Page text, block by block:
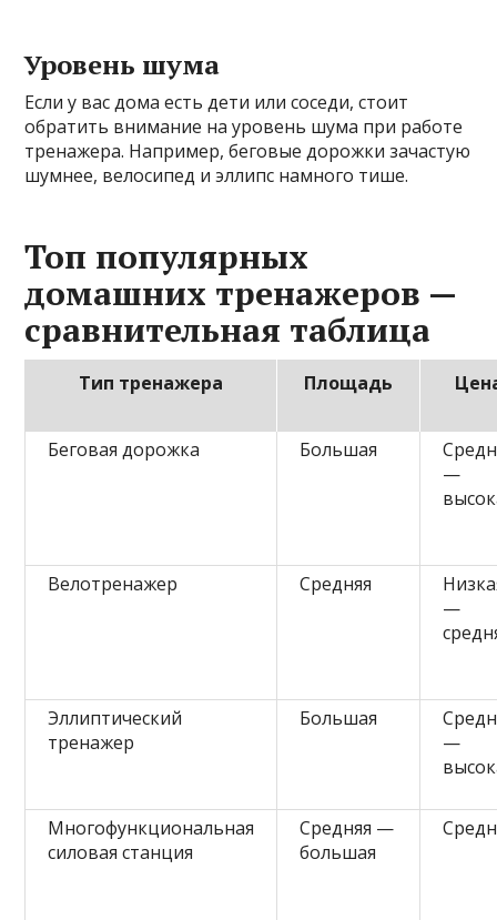
Уровень шума
Если у вас дома есть дети или соседи, стоит
обратить внимание на уровень шума при работе
тренажера. Например, беговые дорожки зачастую
шумнее, велосипед и эллипс намного тише.
Топ популярных
домашних тренажеров —
сравнительная таблица
Тип тренажера Площадь
Беговая дорожка Большая
—
Велотренажер Средняя
—
Эллиптический
тренажер
Большая
—
Многофункциональная
силовая станция
Средняя —
большая